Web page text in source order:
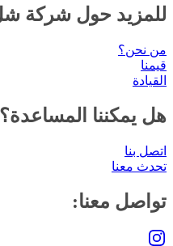
للمزيد حول شركة شل
من نحن؟
قيمنا
القيادة
هل يمكننا المساعدة؟
اتصل بنا
تحدث معنا
تواصل معنا: